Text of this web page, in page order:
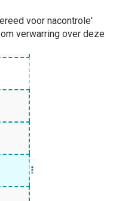
voor nacontrole'
verwarring over deze